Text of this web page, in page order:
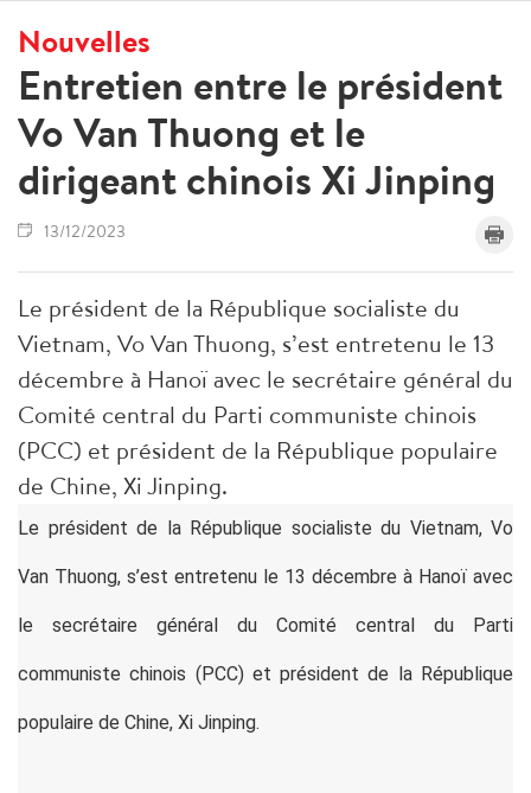
Nouvelles
Entretien entre le président
Vo Van Thuong et le
dirigeant chinois Xi Jinping
13/12/2023
Le président de la République socialiste du
Vietnam, Vo Van Thuong, s’est entretenu le 13
décembre à Hanoï avec le secrétaire général du
Comité central du Parti communiste chinois
(PCC) et président de la République populaire
de Chine, Xi Jinping.
Le président de la République socialiste du Vietnam, Vo
Van Thuong, s’est entretenu le 13 décembre à Hanoï avec
le secrétaire général du Comité central du Parti
communiste chinois (PCC) et président de la République
populaire de Chine, Xi Jinping.